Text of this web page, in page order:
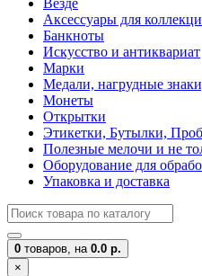
Везде
Аксессуары для
Банкноты
Искусство и антиквариат
Марки
Медали, нагрудные
Монеты
Открытки
Этикетки, Бутылки,
Полезные мелочи и не
Оборудование для
Упаковка и доставка
0 товаров, на 0.0 р.
×